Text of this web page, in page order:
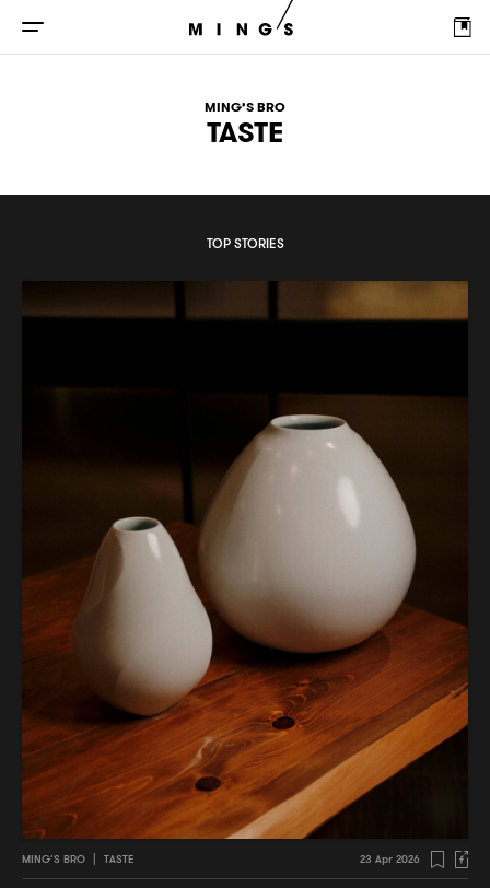
MING’S BRO
TASTE
TOP STORIES
MING’S BRO TASTE 23 Apr 2026